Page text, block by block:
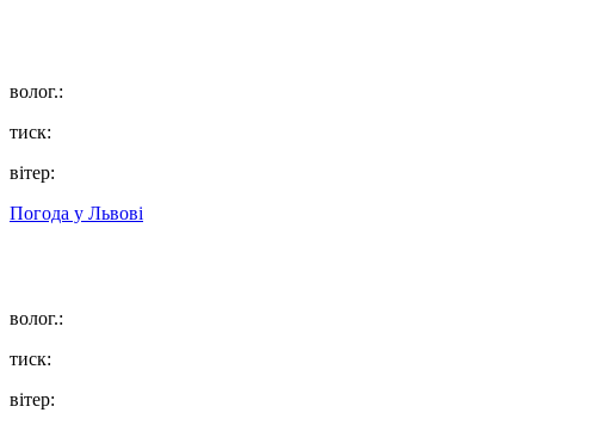
волог.:
тиск:
вітер:
Погода у Львові
волог.:
тиск:
вітер: